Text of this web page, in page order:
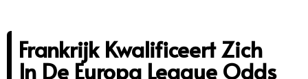
Frankrijk Kwalificeert Zich
In De Europa League Odds